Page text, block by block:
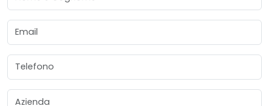
Email
Telefono
Azienda